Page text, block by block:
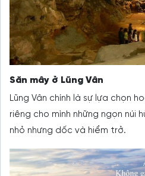
Săn mây ở Lũng Vân
Lũng Vân chính là sự lựa chọn
riêng cho mình những ngọn núi
nhỏ nhưng dốc và hiểm trở.